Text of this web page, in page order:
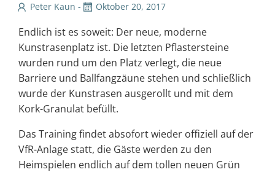
Peter Kaun - Oktober 20, 2017
Endlich ist es soweit: Der neue, moderne
Kunstrasenplatz ist. Die letzten Pflastersteine
wurden rund um den Platz verlegt, die neue
Barriere und Ballfangzäune stehen und schließlich
wurde der Kunstrasen ausgerollt und mit dem
Kork-Granulat befüllt.
Das Training findet absofort wieder offiziell auf der
VfR-Anlage statt, die Gäste werden zu den
Heimspielen endlich auf dem tollen neuen Grün